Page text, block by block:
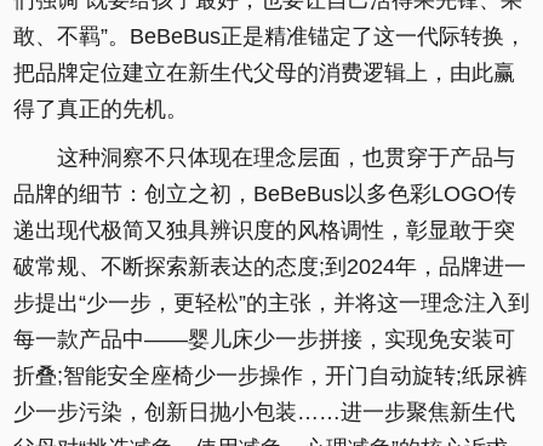
敢、不羁”。BeBeBus正是精准锚定了这一代际转换，
把品牌定位建立在新生代父母的消费逻辑上，由此赢
得了真正的先机。
这种洞察不只体现在理念层面，也贯穿于产品与
品牌的细节：创立之初，BeBeBus以多色彩LOGO传
递出现代极简又独具辨识度的风格调性，彰显敢于突
破常规、不断探索新表达的态度;到2024年，品牌进一
步提出“少一步，更轻松”的主张，并将这一理念注入到
每一款产品中——婴儿床少一步拼接，实现免安装可
折叠;智能安全座椅少一步操作，开门自动旋转;纸尿裤
少一步污染，创新日抛小包装……进一步聚焦新生代